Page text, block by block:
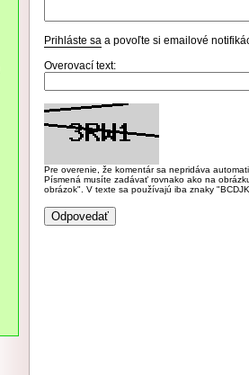
Prihláste sa a povoľte si emailové
Overovací text:
Pre overenie, že komentár sa nepridáva
Písmená musíte zadávať rovnako ako na
obrázok". V texte sa používajú iba znaky